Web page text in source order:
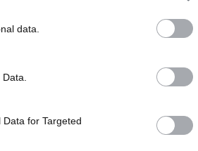
data.
for Targeted
I collezionisti,
auto che hanno fatto la
di soldi: